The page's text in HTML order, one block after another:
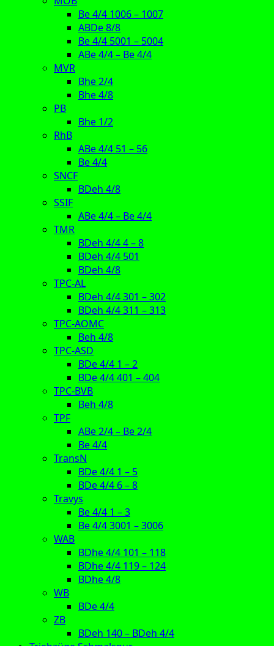
Be 4/4 1006 – 1007
ABDe 8/8
Be 4/4 5001 – 5004
ABe 4/4 – Be 4/4
MVR
Bhe 2/4
Bhe 4/8
PB
Bhe 1/2
RhB
ABe 4/4 51 – 56
Be 4/4
SNCF
BDeh 4/8
SSIF
ABe 4/4 – Be 4/4
TMR
BDeh 4/4 4 – 8
BDeh 4/4 501
BDeh 4/8
TPC-AL
BDeh 4/4 301 – 302
BDeh 4/4 311 – 313
TPC-AOMC
Beh 4/8
TPC-ASD
BDe 4/4 1 – 2
BDe 4/4 401 – 404
TPC-BVB
Beh 4/8
TPF
ABe 2/4 – Be 2/4
Be 4/4
TransN
BDe 4/4 1 – 5
BDe 4/4 6 – 8
Travys
Be 4/4 1 – 3
Be 4/4 3001 – 3006
WAB
BDhe 4/4 101 – 118
BDhe 4/4 119 – 124
BDhe 4/8
WB
BDe 4/4
ZB
BDeh 140 – BDeh 4/4